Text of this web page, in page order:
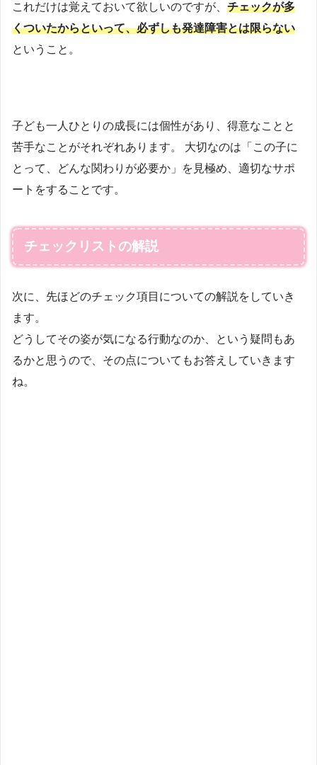
これだけは覚えておいて欲しいのですが、 チェックが多
くついたからといって、必ずしも発達障害とは限らない
ということ。
子ども一人ひとりの成長には個性があり、得意なことと
苦手なことがそれぞれあります。 大切なのは「この子に
とって、どんな関わりが必要か」を見極め、適切なサポ
ートをすることです。
チェックリストの解説
次に、先ほどのチェック項目についての解説をしていき
ます。
どうしてその姿が気になる行動なのか、という疑問もあ
るかと思うので、その点についてもお答えしていきます
ね。